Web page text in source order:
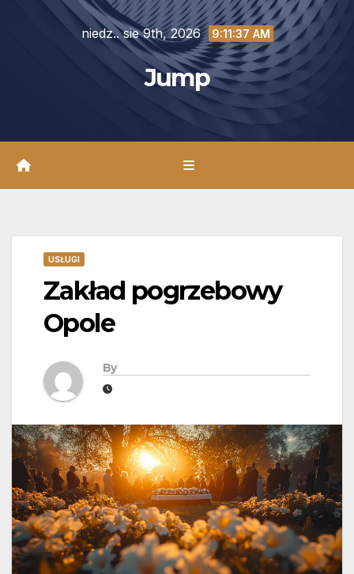
niedz.. sie 9th, 2026 9:11:38 AM
Jump
USŁUGI
Zakład pogrzebowy
Opole
By